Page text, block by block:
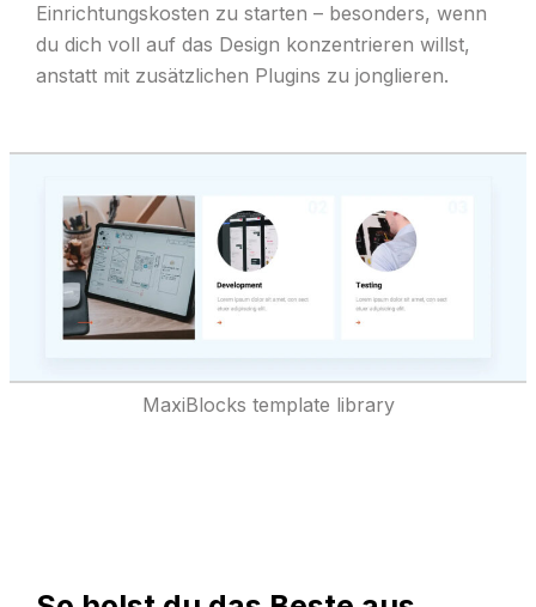
Einrichtungskosten zu starten – besonders, wenn
du dich voll auf das Design konzentrieren willst,
anstatt mit zusätzlichen Plugins zu jonglieren.
MaxiBlocks template library